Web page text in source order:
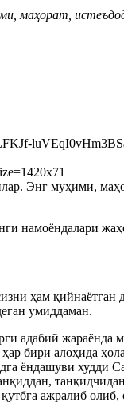
маҳорат,
Энг муҳими,
намоёндалари
ҳам қийнаётган
умиддаман.
адабий жараёнда
бири алоҳида
ёндашуви
ажралиб олиб,